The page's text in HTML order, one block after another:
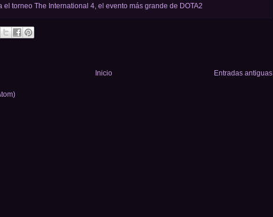
el torneo The International 4, el evento más grande de DOTA2
Entradas antiguas
Inicio